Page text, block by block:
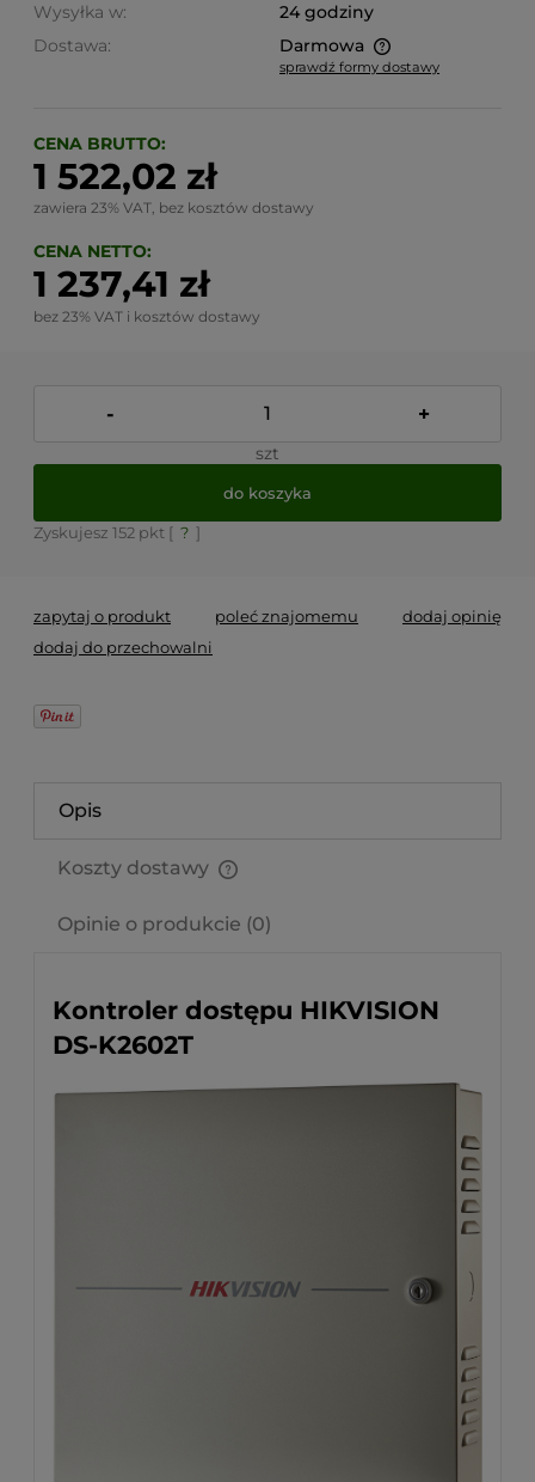
Wysyłka w:
24 godziny
Dostawa:
Darmowa
Cena nie zawiera ewentualnych kosztów płatności
sprawdź formy dostawy
CENA BRUTTO:
1 522,02 zł
zawiera 23% VAT, bez kosztów dostawy
CENA NETTO:
1 237,41 zł
bez 23% VAT i kosztów dostawy
- +
szt
do koszyka
Zyskujesz 152 pkt [ ? ]
zapytaj o produkt poleć znajomemu
dodaj opinię
dodaj do przechowalni
Opis
Koszty dostawy
Opinie o produkcie (0)
Kontroler dostępu HIKVISION
DS-K2602T